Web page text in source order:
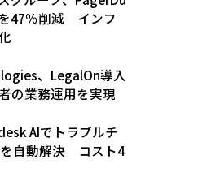
47％削減 インフ
、LegalOn導入
の業務運用を実現
AIでトラブルチ
を自動解決 コスト4